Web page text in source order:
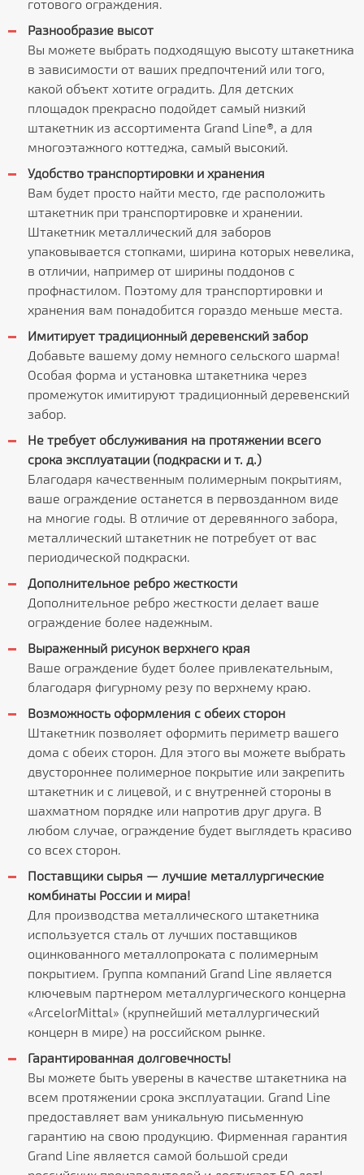
готового ограждения.
Разнообразие высот
Вы можете выбрать подходящую высоту штакетника
в зависимости от ваших предпочтений или того,
какой объект хотите оградить. Для детских
площадок прекрасно подойдет самый низкий
штакетник из ассортимента Grand Line®, а для
многоэтажного коттеджа, самый высокий.
Удобство транспортировки и хранения
Вам будет просто найти место, где расположить
штакетник при транспортировке и хранении.
Штакетник металлический для заборов
упаковывается стопками, ширина которых невелика,
в отличии, например от ширины поддонов с
профнастилом. Поэтому для транспортировки и
хранения вам понадобится гораздо меньше места.
Имитирует традиционный деревенский забор
Добавьте вашему дому немного сельского шарма!
Особая форма и установка штакетника через
промежуток имитируют традиционный деревенский
забор.
Не требует обслуживания на протяжении всего
срока эксплуатации (подкраски и т. д.)
Благодаря качественным полимерным покрытиям,
ваше ограждение останется в первозданном виде
на многие годы. В отличие от деревянного забора,
металлический штакетник не потребует от вас
периодической подкраски.
Дополнительное ребро жесткости
Дополнительное ребро жесткости делает ваше
ограждение более надежным.
Выраженный рисунок верхнего края
Ваше ограждение будет более привлекательным,
благодаря фигурному резу по верхнему краю.
Возможность оформления с обеих сторон
Штакетник позволяет оформить периметр вашего
дома с обеих сторон. Для этого вы можете выбрать
двустороннее полимерное покрытие или закрепить
штакетник и с лицевой, и с внутренней стороны в
шахматном порядке или напротив друг друга. В
любом случае, ограждение будет выглядеть красиво
со всех сторон.
Поставщики сырья — лучшие металлургические
комбинаты России и мира!
Для производства металлического штакетника
используется сталь от лучших поставщиков
оцинкованного металлопроката с полимерным
покрытием. Группа компаний Grand Line является
ключевым партнером металлургического концерна
«ArcelorMittal» (крупнейший металлургический
концерн в мире) на российском рынке.
Гарантированная долговечность!
Вы можете быть уверены в качестве штакетника на
всем протяжении срока эксплуатации. Grand Line
предоставляет вам уникальную письменную
гарантию на свою продукцию. Фирменная гарантия
Grand Line является самой большой среди